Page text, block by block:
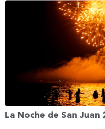
La Noche de San